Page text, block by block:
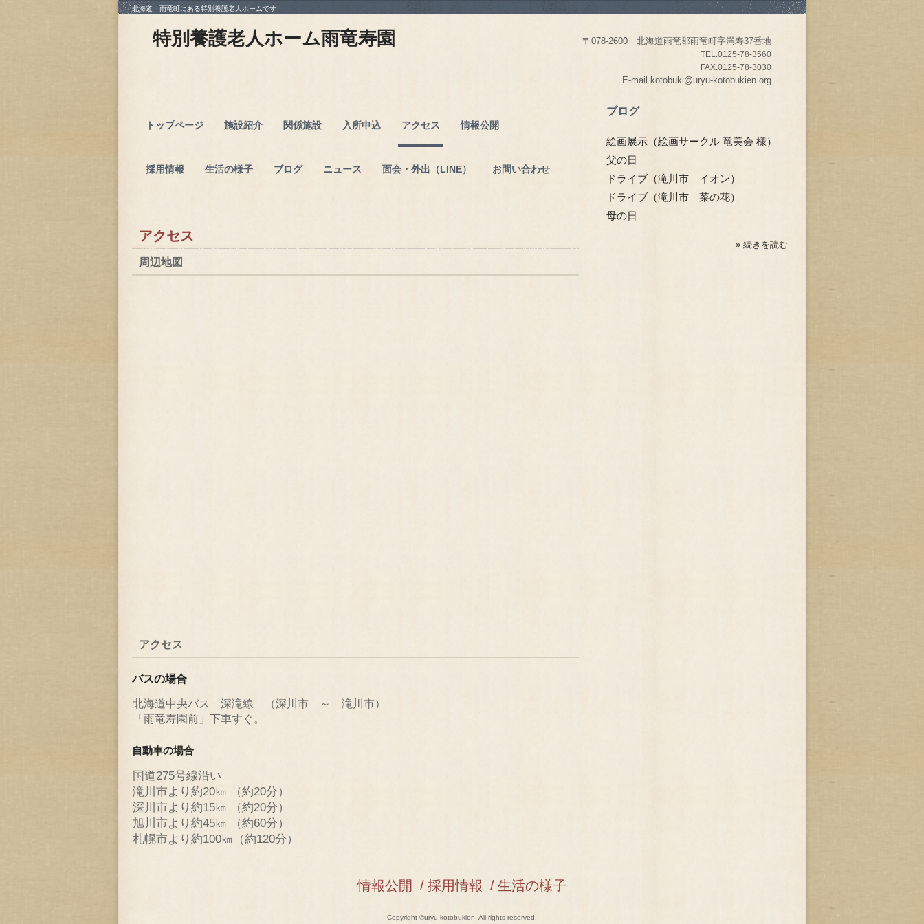
特別養護老人ホーム雨竜寿園
北海道 雨竜町にある特別養護老人ホームです
〒078-2600 北海道雨竜郡雨竜町字満寿37番地
TEL.0125-78-3560
FAX.0125-78-3030
E-mail kotobuki@uryu-kotobukien.org
トップページ 施設紹介 関係施設 入所申込 アクセス 情報公開
採用情報 生活の様子 ブログ ニュース 面会・外出（LINE） お問い合わせ
アクセス
周辺地図
アクセス
バスの場合
北海道中央バス 深滝線 （深川市 ～ 滝川市）
「雨竜寿園前」下車すぐ。
自動車の場合
国道275号線沿い
滝川市より約20㎞ （約20分）
深川市より約15㎞ （約20分）
旭川市より約45㎞ （約60分）
札幌市より約100㎞（約120分）
ブログ
絵画展示（絵画サークル 竜美会 様）
父の日
ドライブ（滝川市 イオン）
ドライブ（滝川市 菜の花）
母の日
» 続きを読む
情報公開 採用情報 生活の様子
Copyright ©uryu-kotobukien, All rights reserved.